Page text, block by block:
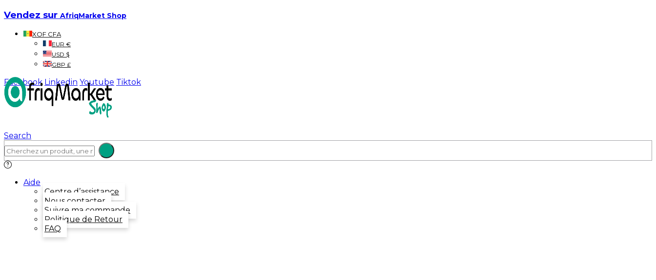
Vendez sur AfriqMarket Shop
XOF CFA
EUR €
USD $
GBP £
Facebook Linkedin Youtube Tiktok
Search
Aide
Centre d’assistance
Nous contacter
Suivre ma commande
Politique de Retour
FAQ